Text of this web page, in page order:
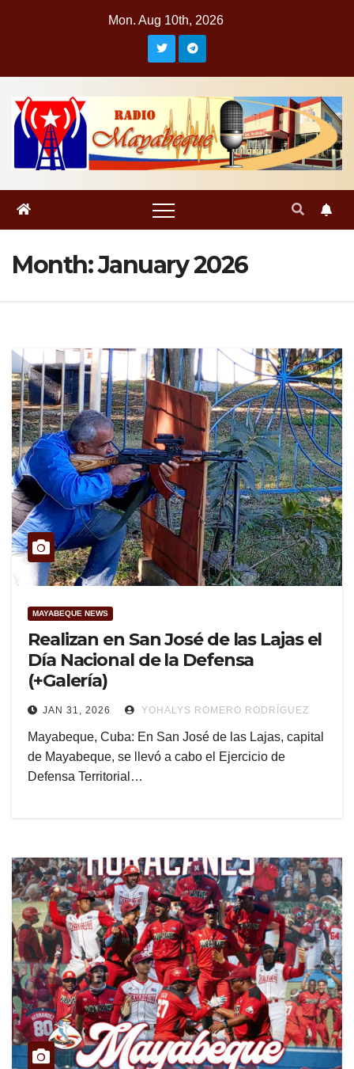
Mon. Aug 10th, 2026
Month:January 2026
MAYABEQUE NEWS
Realizan en San José de las Lajas el
Día Nacional de la Defensa
(+Galería)
JAN 31, 2026 YOHALYS ROMERO RODRÍGUEZ
Mayabeque, Cuba: En San José de las Lajas, capital
de Mayabeque, se llevó a cabo el Ejercicio de
Defensa Territorial…